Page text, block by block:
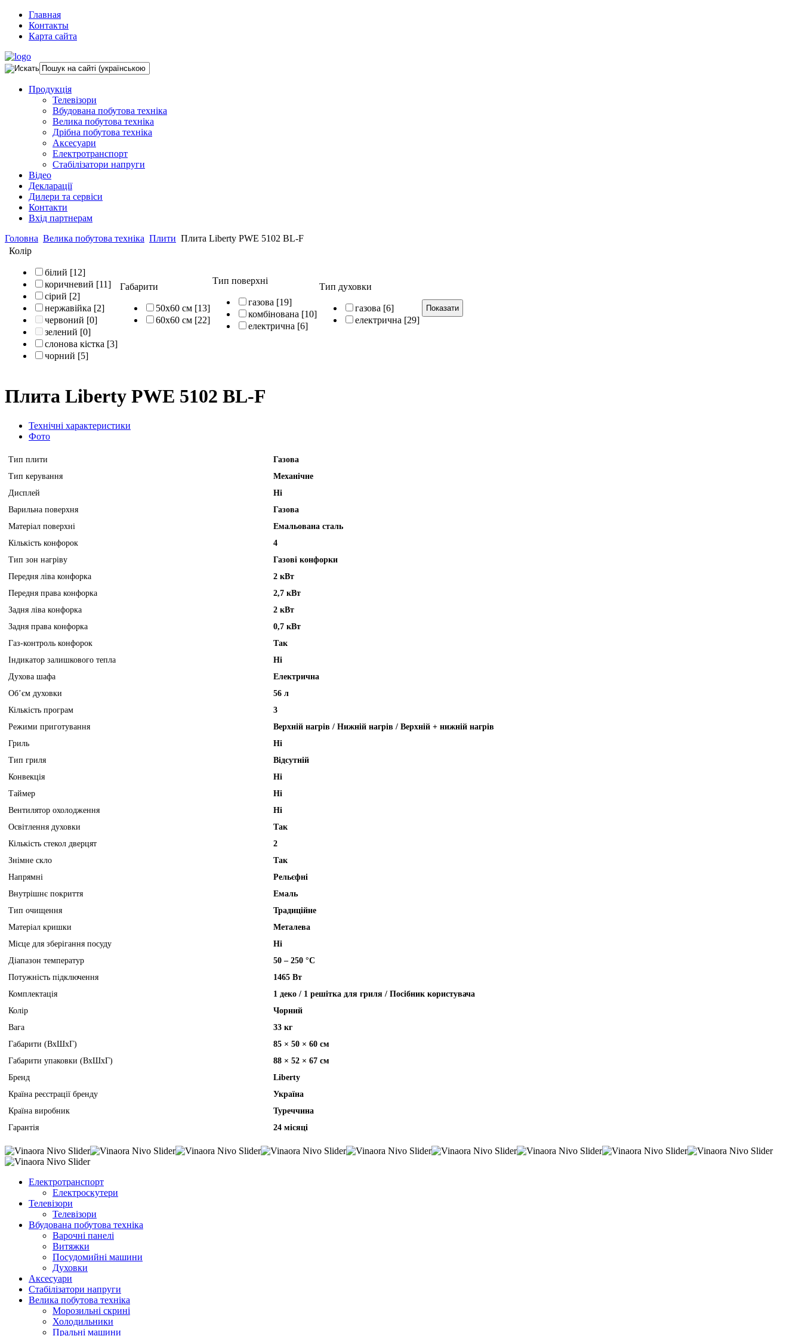
Главная
Контакты
Карта сайта
Продукція
Телевізори
Вбудована побутова техніка
Велика побутова техніка
Дрібна побутова техніка
Аксесуари
Електротранспорт
Стабілізатори напруги
Відео
Декларації
Дилери та сервіси
Контакти
Вхід партнерам
Головна Велика побутова техніка Плити Плита Liberty PWE 5102 BL-F
Колір
білий [12]
коричневий [11]
сірий [2]
нержавійка [2]
червоний [0]
зелений [0]
слонова кістка [3]
чорний [5]
Габарити
50х60 см [13]
60х60 см [22]
Тип поверхні
газова [19]
комбінована [10]
електрична [6]
Тип духовки
газова [6]
електрична [29]
Плита Liberty PWE 5102 BL-F
Технічні характеристики
Фото
Тип плити
Газова
Тип керування
Механічне
Дисплей
Ні
Варильна поверхня
Газова
Матеріал поверхні
Емальована сталь
Кількість конфорок
4
Тип зон нагріву
Газові конфорки
Передня ліва конфорка
2 кВт
Передня права конфорка
2,7 кВт
Задня ліва конфорка
2 кВт
Задня права конфорка
0,7 кВт
Газ-контроль конфорок
Так
Індикатор залишкового тепла
Ні
Духова шафа
Електрична
Об’єм духовки
56 л
Кількість програм
3
Режими приготування
Верхній нагрів / Нижній нагрів / Верхній + нижній нагрів
Гриль
Ні
Тип гриля
Відсутній
Конвекція
Ні
Таймер
Ні
Вентилятор охолодження
Ні
Освітлення духовки
Так
Кількість стекол дверцят
2
Знімне скло
Так
Напрямні
Рельєфні
Внутрішнє покриття
Емаль
Тип очищення
Традиційне
Матеріал кришки
Металева
Місце для зберігання посуду
Hi
Діапазон температур
50 – 250 °C
Потужність підключення
1465 Вт
Комплектація
1 деко / 1 решітка для гриля / Посібник користувача
Колір
Чорний
Вага
33 кг
Габарити (ВхШхГ)
85 × 50 × 60 см
Габарити упаковки (ВхШхГ)
88 × 52 × 67 см
Бренд
Liberty
Країна реєстрації бренду
Україна
Країна виробник
Туреччина
Гарантія
24 місяці
Електротранспорт
Електроскутери
Телевізори
Телевізори
Вбудована побутова техніка
Варочні панелі
Витяжки
Посудомийні машини
Духовки
Аксесуари
Стабілізатори напруги
Велика побутова техніка
Морозильні скрині
Холодильники
Пральні машини